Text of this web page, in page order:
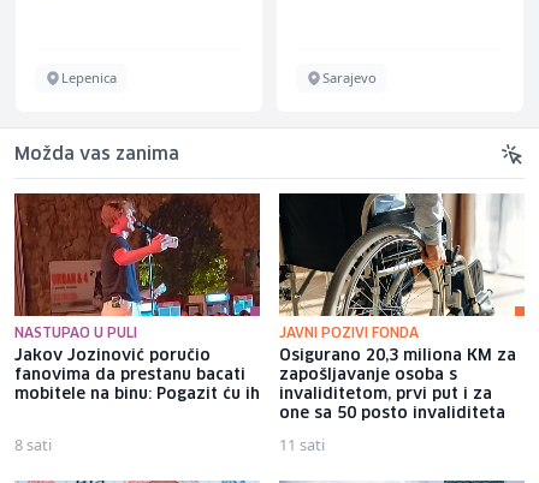
Lepenica Sarajevo
Možda vas zanima
NASTUPAO U PULI
Jakov Jozinović poručio
fanovima da prestanu bacati
mobitele na binu: Pogazit ću ih
8 sati
JAVNI POZIVI FONDA
Osigurano 20,3 miliona KM za
zapošljavanje osoba s
invaliditetom, prvi put i za
one sa 50 posto invaliditeta
11 sati